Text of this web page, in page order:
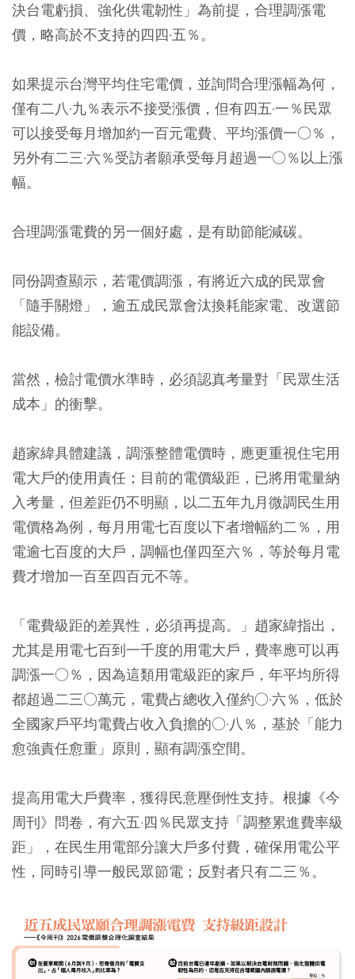
決台電虧損、強化供電韌性」為前提，合理調漲電
價，略高於不支持的四四·五％。
如果提示台灣平均住宅電價，並詢問合理漲幅為何，
僅有二八·九％表示不接受漲價，但有四五·一％民眾
可以接受每月增加約一百元電費、平均漲價一○％，
另外有二三·六％受訪者願承受每月超過一○％以上漲
幅。
合理調漲電費的另一個好處，是有助節能減碳。
同份調查顯示，若電價調漲，有將近六成的民眾會
「隨手關燈」，逾五成民眾會汰換耗能家電、改選節
能設備。
當然，檢討電價水準時，必須認真考量對「民眾生活
成本」的衝擊。
趙家緯具體建議，調漲整體電價時，應更重視住宅用
電大戶的使用責任；目前的電價級距，已將用電量納
入考量，但差距仍不明顯，以二五年九月微調民生用
電價格為例，每月用電七百度以下者增幅約二％，用
電逾七百度的大戶，調幅也僅四至六％，等於每月電
費才增加一百至四百元不等。
「電費級距的差異性，必須再提高。」趙家緯指出，
尤其是用電七百到一千度的用電大戶，費率應可以再
調漲一○％，因為這類用電級距的家戶，年平均所得
都超過二三○萬元，電費占總收入僅約○·六％，低於
全國家戶平均電費占收入負擔的○·八％，基於「能力
愈強責任愈重」原則，顯有調漲空間。
提高用電大戶費率，獲得民意壓倒性支持。根據《今
周刊》問卷，有六五·四％民眾支持「調整累進費率級
距」，在民生用電部分讓大戶多付費，確保用電公平
性，同時引導一般民眾節電；反對者只有二三％。